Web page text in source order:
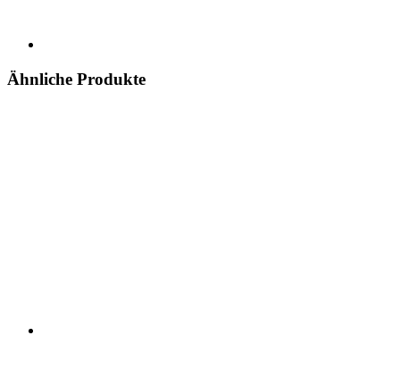
Ähnliche Produkte